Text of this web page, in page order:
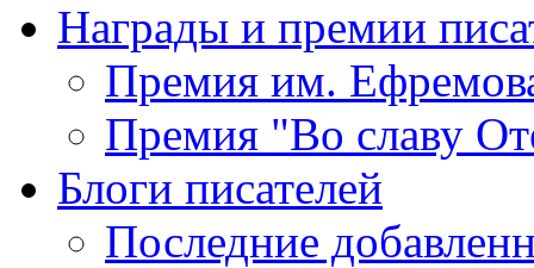
Награды и премии
Премия им.
Премия "Во славу
Блоги писателей
Последние